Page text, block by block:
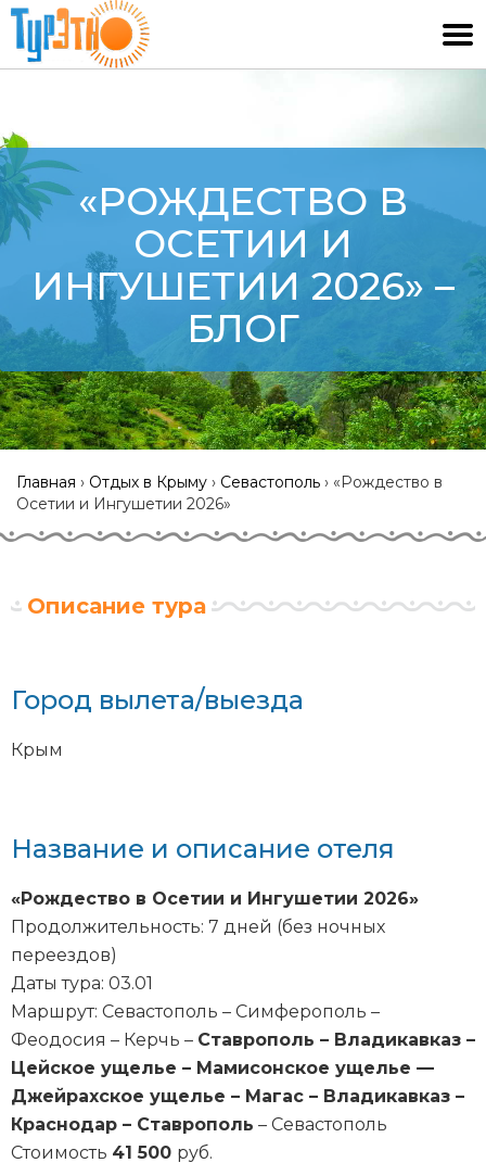
«РОЖДЕСТВО В
ОСЕТИИ И
ИНГУШЕТИИ 2026» –
БЛОГ
Главная › Отдых в Крыму › Севастополь › «Рождество в
Осетии и Ингушетии 2026»
Описание тура
Город вылета/выезда
Крым
Название и описание отеля
«Рождество в Осетии и Ингушетии 2026»
Продолжительность: 7 дней (без ночных
переездов)
Даты тура: 03.01
Маршрут: Севастополь – Симферополь –
Феодосия – Керчь – Ставрополь – Владикавказ –
Цейское ущелье – Мамисонское ущелье —
Джейрахское ущелье – Магас – Владикавказ –
Краснодар – Ставрополь – Севастополь
Стоимость 41 500 руб.